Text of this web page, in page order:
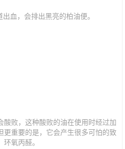
血，会排出黑亮的柏油便。
酸败，这种酸败的油在使用时经过加
更重要的是，它会产生很多可怕的致
氧丙醛。